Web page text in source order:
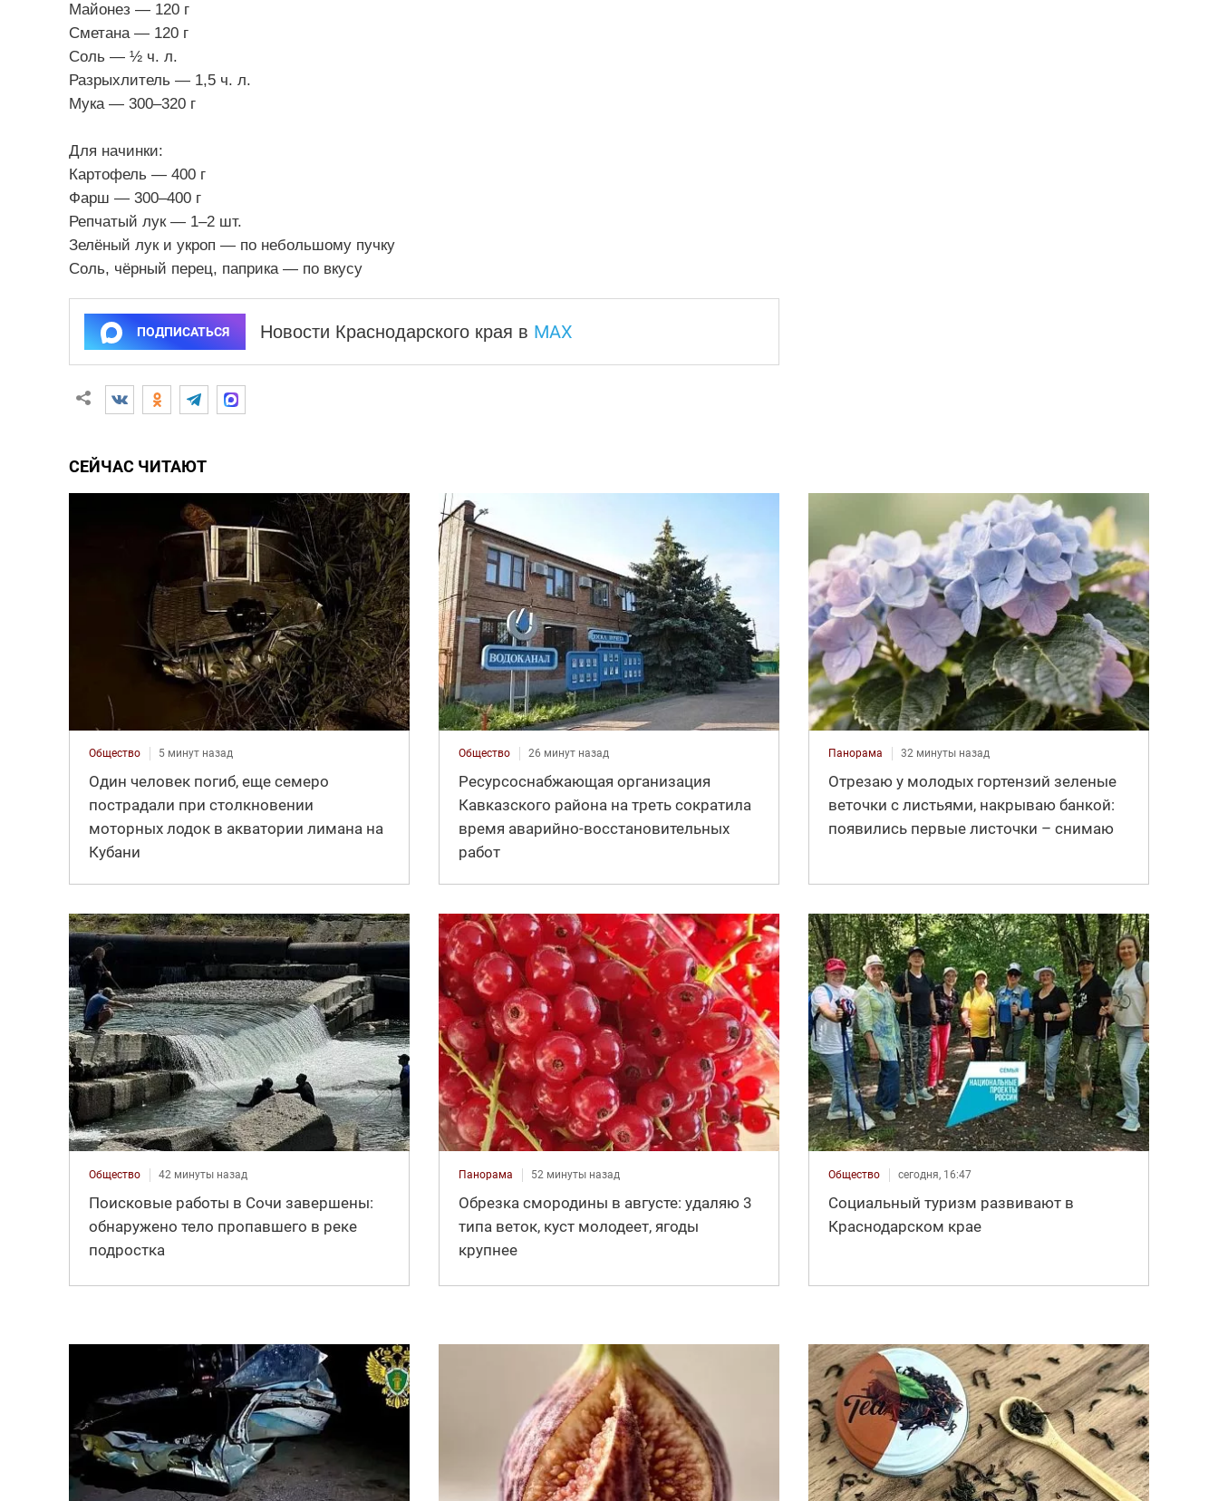
Майонез — 120 г
Сметана — 120 г
Соль — ½ ч. л.
Разрыхлитель — 1,5 ч. л.
Мука — 300–320 г
Для начинки:
Картофель — 400 г
Фарш — 300–400 г
Репчатый лук — 1–2 шт.
Зелёный лук и укроп — по небольшому пучку
Соль, чёрный перец, паприка — по вкусу
ПОДПИСАТЬСЯ Новости Краснодарского края в MAX
СЕЙЧАС ЧИТАЮТ
Общество 5 минут назад
Один человек погиб, еще семеро
пострадали при столкновении
моторных лодок в акватории лимана на
Кубани
Общество 26 минут назад
Ресурсоснабжающая организация
Кавказского района на треть сократила
время аварийно-восстановительных
работ
Панорама 32 минуты назад
Отрезаю у молодых гортензий зеленые
веточки с листьями, накрываю банкой:
появились первые листочки – снимаю
Общество 42 минуты назад
Поисковые работы в Сочи завершены:
обнаружено тело пропавшего в реке
подростка
Панорама 52 минуты назад
Обрезка смородины в августе: удаляю 3
типа веток, куст молодеет, ягоды
крупнее
Общество сегодня, 16:47
Социальный туризм развивают в
Краснодарском крае